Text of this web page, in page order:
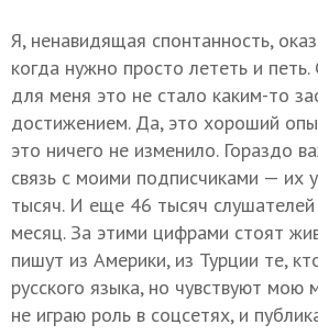
Я, ненавидящая спонтанность,
когда нужно просто лететь и петь.
для меня это не стало каким-то
достижением. Да, это хороший
это ничего не изменило. Гораздо
связь с моими подписчиками — их
тысяч. И еще 46 тысяч
месяц. За этими цифрами стоят
пишут из Америки, из Турции те,
русского языка, но чувствуют мою
не играю роль в соцсетях, и